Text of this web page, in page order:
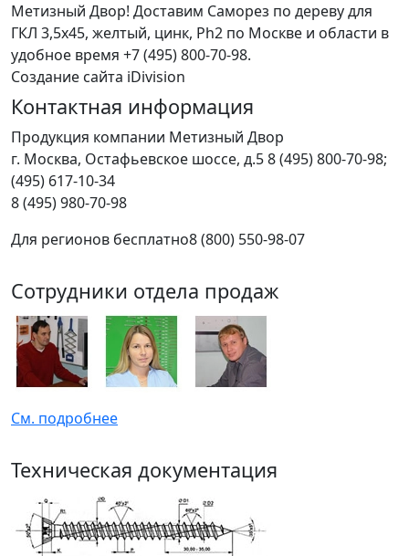
Метизный Двор! Доставим Саморез по дереву для
ГКЛ 3,5x45, желтый, цинк, Ph2 по Москве и области в
удобное время +7 (495) 800-70-98.
Создание сайта iDivision
Контактная информация
Продукция компании Метизный Двор
г. Москва, Остафьевское шоссе, д.58 (495) 800-70-98;
(495) 617-10-34
8 (495) 980-70-98
Для регионов бесплатно8 (800) 550-98-07
Сотрудники отдела продаж
См. подробнее
Техническая документация